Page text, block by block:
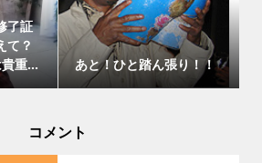
了証
て？
重...
あと！ひと踏ん張り！！
コメント